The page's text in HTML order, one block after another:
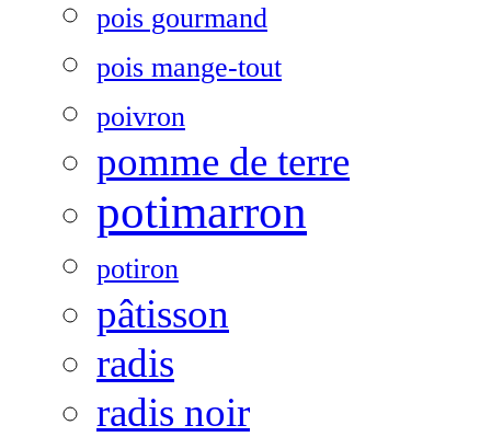
pois gourmand
pois mange-tout
poivron
pomme de terre
potimarron
potiron
pâtisson
radis
radis noir